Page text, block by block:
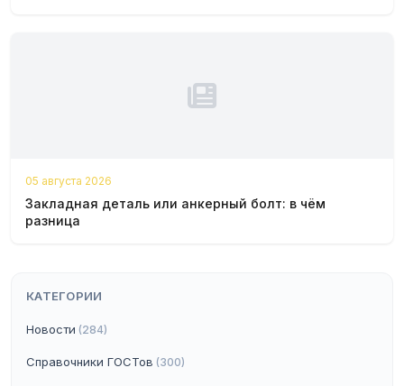
05 августа 2026
Закладная деталь или анкерный болт: в чём
разница
КАТЕГОРИИ
Новости (284)
Справочники ГОСТов (300)